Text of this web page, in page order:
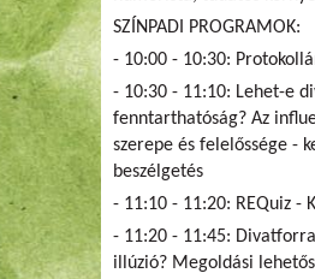
SZÍNPADI PROGRAMOK:
- 10:00 - 10:30:
- 10:30 - 11:10: Lehet-e
fenntarthatóság? Az
szerepe és felelőssége -
beszélgetés
- 11:10 - 11:20: REQuiz -
- 11:20 - 11:45:
illúzió? Megoldási